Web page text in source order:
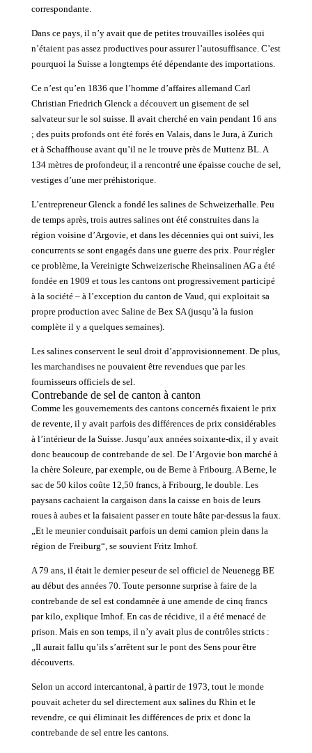
correspondante.
Dans ce pays, il n’y avait que de petites trouvailles isolées qui
n’étaient pas assez productives pour assurer l’autosuffisance. C’est
pourquoi la Suisse a longtemps été dépendante des importations.
Ce n’est qu’en 1836 que l’homme d’affaires allemand Carl
Christian Friedrich Glenck a découvert un gisement de sel
salvateur sur le sol suisse. Il avait cherché en vain pendant 16 ans
; des puits profonds ont été forés en Valais, dans le Jura, à Zurich
et à Schaffhouse avant qu’il ne le trouve près de Muttenz BL. A
134 mètres de profondeur, il a rencontré une épaisse couche de sel,
vestiges d’une mer préhistorique.
L’entrepreneur Glenck a fondé les salines de Schweizerhalle. Peu
de temps après, trois autres salines ont été construites dans la
région voisine d’Argovie, et dans les décennies qui ont suivi, les
concurrents se sont engagés dans une guerre des prix. Pour régler
ce problème, la Vereinigte Schweizerische Rheinsalinen AG a été
fondée en 1909 et tous les cantons ont progressivement participé
à la société – à l’exception du canton de Vaud, qui exploitait sa
propre production avec Saline de Bex SA (jusqu’à la fusion
complète il y a quelques semaines).
Les salines conservent le seul droit d’approvisionnement. De plus,
les marchandises ne pouvaient être revendues que par les
fournisseurs officiels de sel.
Contrebande de sel de canton à canton
Comme les gouvernements des cantons concernés fixaient le prix
de revente, il y avait parfois des différences de prix considérables
à l’intérieur de la Suisse. Jusqu’aux années soixante-dix, il y avait
donc beaucoup de contrebande de sel. De l’Argovie bon marché à
la chère Soleure, par exemple, ou de Berne à Fribourg. A Berne, le
sac de 50 kilos coûte 12,50 francs, à Fribourg, le double. Les
paysans cachaient la cargaison dans la caisse en bois de leurs
roues à aubes et la faisaient passer en toute hâte par-dessus la faux.
„Et le meunier conduisait parfois un demi camion plein dans la
région de Freiburg“, se souvient Fritz Imhof.
A 79 ans, il était le dernier peseur de sel officiel de Neuenegg BE
au début des années 70. Toute personne surprise à faire de la
contrebande de sel est condamnée à une amende de cinq francs
par kilo, explique Imhof. En cas de récidive, il a été menacé de
prison. Mais en son temps, il n’y avait plus de contrôles stricts :
„Il aurait fallu qu’ils s’arrêtent sur le pont des Sens pour être
découverts.
Selon un accord intercantonal, à partir de 1973, tout le monde
pouvait acheter du sel directement aux salines du Rhin et le
revendre, ce qui éliminait les différences de prix et donc la
contrebande de sel entre les cantons.